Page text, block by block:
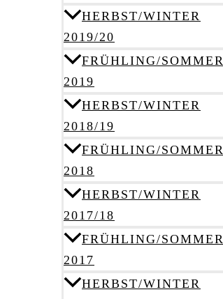
HERBST/WINTER
2019/20
FRÜHLING/SOMMER
2019
HERBST/WINTER
2018/19
FRÜHLING/SOMMER
2018
HERBST/WINTER
2017/18
FRÜHLING/SOMMER
2017
HERBST/WINTER